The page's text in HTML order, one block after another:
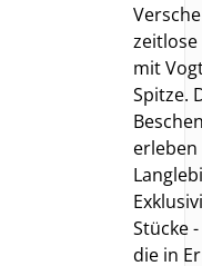
mit
Spitze.
erleben
Stücke
die in